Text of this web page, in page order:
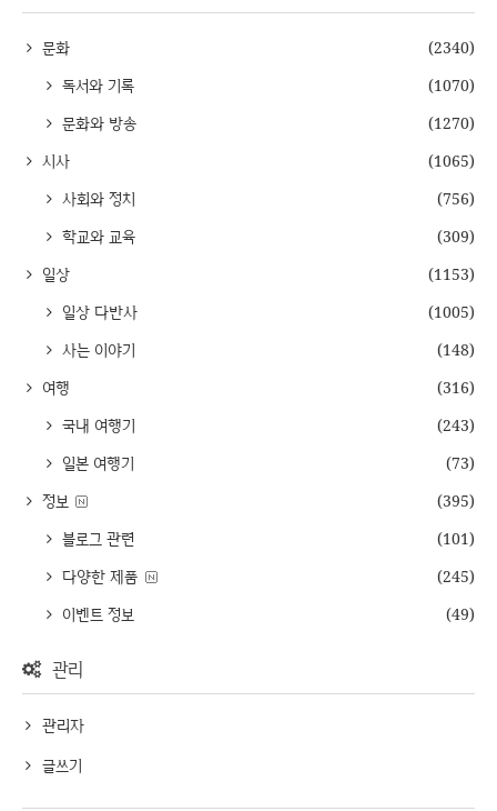
문화
(2340)
독서와 기록
(1070)
문화와 방송
(1270)
시사
(1065)
사회와 정치
(756)
학교와 교육
(309)
일상
(1153)
일상 다반사
(1005)
사는 이야기
(148)
여행
(316)
국내 여행기
(243)
일본 여행기
(73)
정보
(395)
블로그 관련
(101)
다양한 제품
(245)
이벤트 정보
(49)
관리
관리자
글쓰기